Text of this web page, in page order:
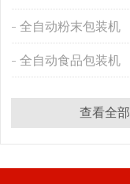
全自动粉末包装机
全自动食品包装机
查看全部